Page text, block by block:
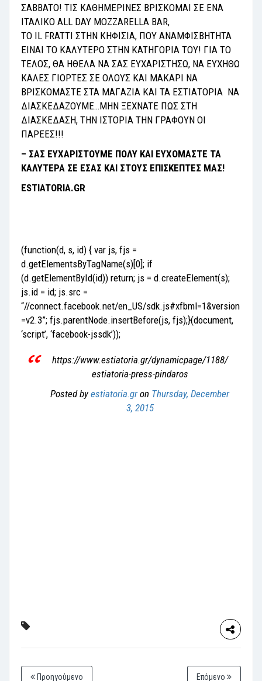
ΣABBATO! TIΣ KAΘHMEPINEΣ BPIΣKOMAI ΣE ENA
ITAΛIKO ALL DAY MOZZARELLA BAR,
TO IL FRATTI ΣTHN KHΦIΣIA, ΠOY ANAMΦIΣBHTHTA
EINAI TO KAΛYTEPO ΣTHN KATHΓOPIA TOY! ΓIA TO
TEΛOΣ, ΘA HΘEΛA NA ΣAΣ EYXAPIΣTHΣΩ, NA EYXHΘΩ
KAΛEΣ ΓIOPTEΣ ΣE OΛOYΣ KAI MAKAPI NA
BPIΣKOMAΣTE ΣTA MAΓAZIA KAI TA ΕΣΤΙΑΤΟΡΙΑ NA
ΔIAΣKEΔAZOYME…MHN ΞEXNATE ΠΩΣ ΣTH
ΔIAΣKEΔAΣH, THN IΣTOPIA THN ΓPAΦOYN OI
ΠAPEEΣ!!!
– ΣΑΣ ΕΥΧΑΡΙΣΤΟΥΜΕ ΠΟΛΥ ΚΑΙ ΕΥΧΟΜΑΣΤΕ ΤΑ
ΚΑΛΥΤΕΡΑ ΣΕ ΕΣΑΣ ΚΑΙ ΣΤΟΥΣ ΕΠΙΣΚΕΠΤΕΣ ΜΑΣ!
ESTIATORIA.GR
(function(d, s, id) { var js, fjs =
d.getElementsByTagName(s)[0]; if
(d.getElementById(id)) return; js = d.createElement(s);
js.id = id; js.src =
“//connect.facebook.net/en_US/sdk.js#xfbml=1&version
=v2.3”; fjs.parentNode.insertBefore(js, fjs);}(document,
‘script’, ‘facebook-jssdk’));
https://www.estiatoria.gr/dynamicpage/1188/
estiatoria-press-pindaros
Posted by estiatoria.gron Thursday, December
3, 2015
Προηγούμενο Επόμενο